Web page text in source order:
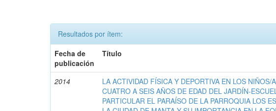
Resultados por ítem:
Fecha de
publicación
Título
2014
LA ACTIVIDAD FÍSICA Y DEPORTIVA EN LOS NIÑOS/
CUATRO A SEIS AÑOS DE EDAD DEL JARDÍN-
PARTICULAR EL PARAÍSO DE LA PARROQUIA LOS